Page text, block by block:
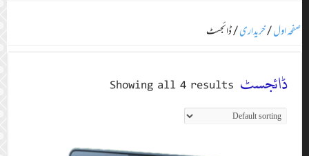
صفحہ اول/خریداری/ ڈائجسٹ
ڈائجسٹ Showing all 4 results